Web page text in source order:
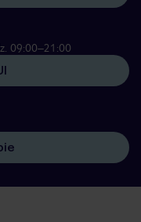
09:00–21:00